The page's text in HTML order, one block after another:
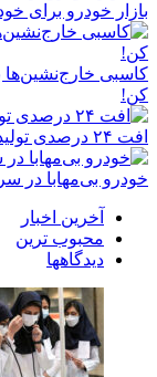
بازار خودرو برای خودروهای ۵-۱۰
کن!
افت ۲۴ درصدی تولید خودرو در کشور
خودرو بی‌مهابا در
آخرین اخبار
محبوب ترین
دیدگاهها